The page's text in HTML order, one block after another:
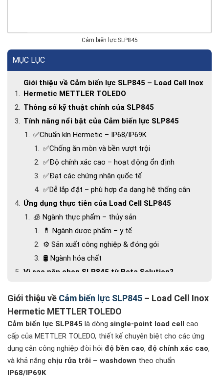
Cảm biến lực SLP845
MỤC LỤC
Giới thiệu về Cảm biến lực SLP845 – Load Cell Inox
Hermetic METTLER TOLEDO
Thông số kỹ thuật chính của SLP845
Tính năng nổi bật của Cảm biến lực SLP845
✅Chuẩn kín Hermetic – IP68/IP69K
✅Chống ăn mòn và bền vượt trội
✅Độ chính xác cao – hoạt động ổn định
✅Đạt các chứng nhận quốc tế
✅Dễ lắp đặt – phù hợp đa dạng hệ thống cân
Ứng dụng thực tiễn của Load Cell SLP845
🧊 Ngành thực phẩm – thủy sản
💊 Ngành dược phẩm – y tế
⚙️ Sản xuất công nghiệp & đóng gói
🛢️ Ngành hóa chất
Vì sao nên chọn SLP845 từ Beta Solution?
✔️ Tư vấn kỹ thuật chuyên sâu
✔️ Giải pháp trọn gói
✔️ Hỗ trợ lắp đặt & bảo trì định kỳ
⭐ Liên hệ tư vấn & báo giá Cảm biến lực SLP845
Giới thiệu về Cảm biến lực SLP845 – Load Cell Inox
Hermetic METTLER TOLEDO
Cảm biến lực SLP845 là dòng single-point load cell cao
cấp của METTLER TOLEDO, thiết kế chuyên biệt cho các ứng
dụng cân công nghiệp đòi hỏi độ bền cao, độ chính xác cao,
và khả năng chịu rửa trôi – washdown theo chuẩn
IP68/IP69K.